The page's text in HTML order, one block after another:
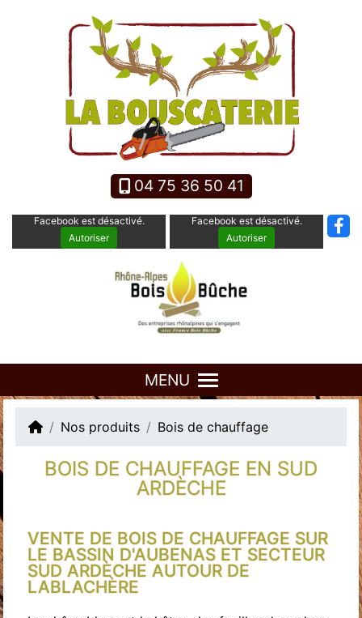
04 75 36 50 41
Facebook est désactivé.
Autoriser
Facebook est désactivé.
Autoriser
MENU
Nos produits Bois de chauffage
BOIS DE CHAUFFAGE EN SUD
ARDÈCHE
VENTE DE BOIS DE CHAUFFAGE SUR
LE BASSIN D'AUBENAS ET SECTEUR
SUD ARDÈCHE AUTOUR DE
LABLACHÈRE